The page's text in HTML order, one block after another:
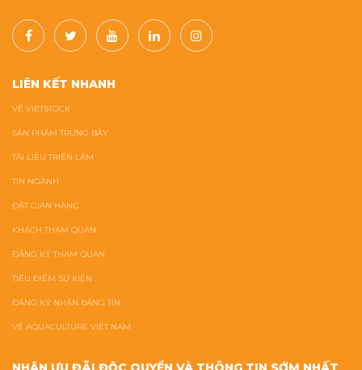
LIÊN KẾT NHANH
VỀ VIETSTOCK
SẢN PHẨM TRƯNG BÀY
TÀI LIỆU TRIỂN LÃM
TIN NGÀNH
ĐẶT GIAN HÀNG
KHÁCH THAM QUAN
ĐĂNG KÝ THAM QUAN
TIÊU ĐIỂM SỰ KIỆN
ĐĂNG KÝ NHẬN BẢNG TIN
VỀ AQUACULTURE VIỆT NAM